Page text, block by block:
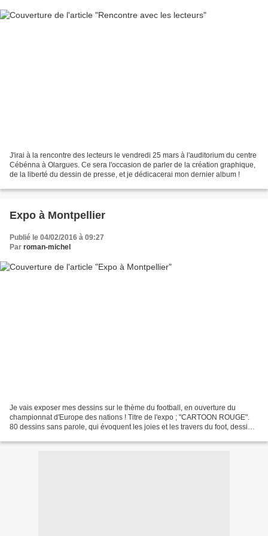
J'irai à la rencontre des lecteurs le vendredi 25 mars à l'auditorium du centre
Cébénna à Olargues. Ce sera l'occasion de parler de la création graphique,
de la liberté du dessin de presse, et je dédicacerai mon dernier album !
Expo à Montpellier
Publié le 04/02/2016 à 09:27
Par roman-michel
Je vais exposer mes dessins sur le thème du football, en ouverture du
championnat d'Europe des nations ! Titre de l'expo ; "CARTOON ROUGE".
80 dessins sans parole, qui évoquent les joies et les travers du foot, dessins